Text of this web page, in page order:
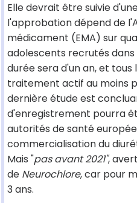
Elle devrait être suivie
l'approbation dépend de
médicament (EMA) sur
adolescents recrutés dans
durée sera d'un an, et
traitement actif au moins
dernière étude est
d'enregistrement pourra
autorités de santé
commercialisation du
Mais "pas avant 2021",
de Neurochlore, car pour
3 ans.